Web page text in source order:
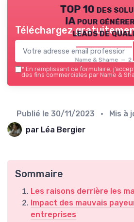
TOP 10 des
IA pour
leads de
Name & Shame —
Téléchargez
* En remplissant ce formulaire,
des fins commerciales par Name &
Publié le 30/11/2023 • Mis à
par Léa Bergier
Sommaire
Les raisons derrière les
Impact des mauvais
entreprises